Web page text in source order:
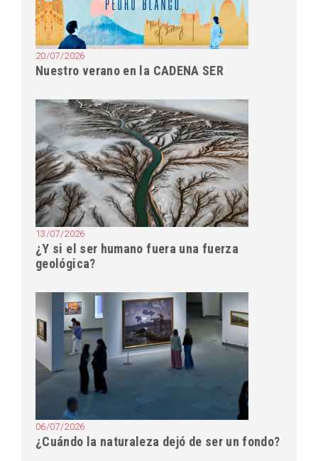
20/07/2026
Nuestro verano en la CADENA SER
13/07/2026
¿Y si el ser humano fuera una fuerza
geológica?
06/07/2026
¿Cuándo la naturaleza dejó de ser un fondo?